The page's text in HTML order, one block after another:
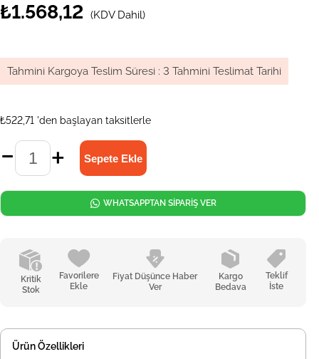
₺1.568,12 (KDV Dahil)
Tahmini Kargoya Teslim Süresi : 3 Tahmini Teslimat Tarihi
₺522,71 'den başlayan taksitlerle
Kritik
Stok
Favorilere
Ekle
Fiyat Düşünce Haber
Ver
Kargo
Bedava
Teklif
İste
WHATSAPPTAN SİPARİŞ VER
Ürün Özellikleri